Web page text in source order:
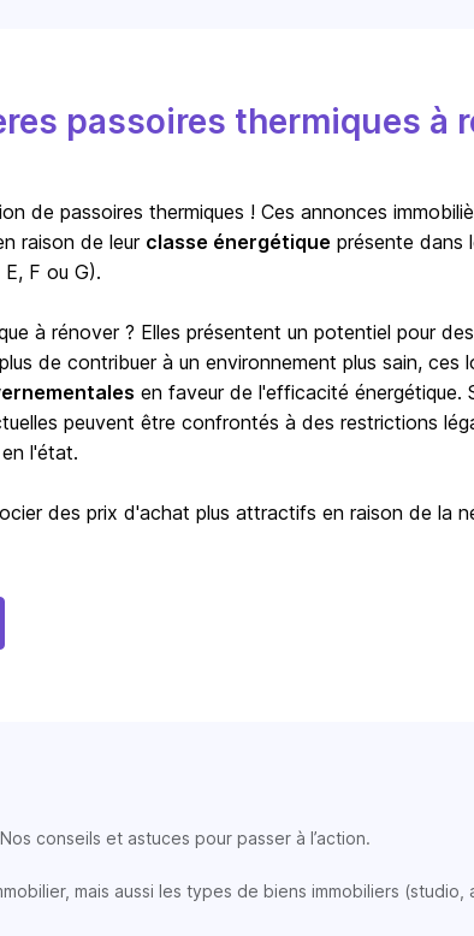
passoires thermiques à
de passoires thermiques ! Ces annonces
raison de leur classe énergétique présente dans
F ou G).
à rénover ? Elles présentent un potentiel pour des
de contribuer à un environnement plus sain, ces
en faveur de l'efficacité énergétique.
peuvent être confrontés à des restrictions
l'état.
des prix d'achat plus attractifs en raison de la
conseils et astuces pour passer à l’action.
mais aussi les types de biens immobiliers